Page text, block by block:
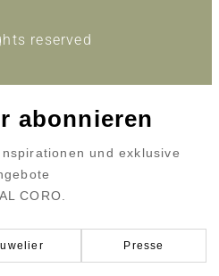
reserved
abonnieren
und exklusive
CORO.
Presse